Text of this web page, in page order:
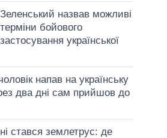
Зеленський назвав можливі
терміни бойового
застосування української
напав на українську
два дні сам прийшов до
стався землетрус: де